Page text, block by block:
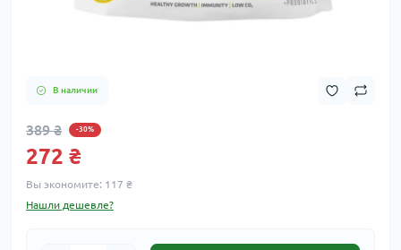
В наличии
389 ₴ -30%
272 ₴
Вы экономите: 117 ₴
Нашли дешевле?